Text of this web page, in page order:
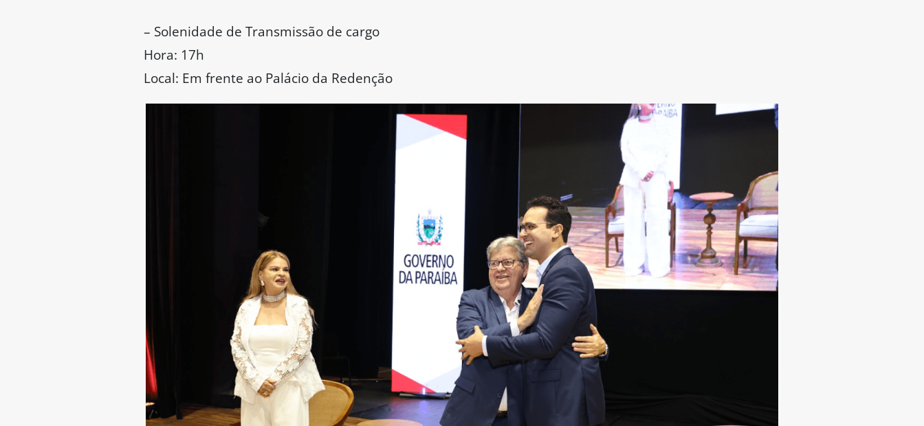
– Solenidade de Transmissão de cargo
Hora: 17h
Local: Em frente ao Palácio da Redenção